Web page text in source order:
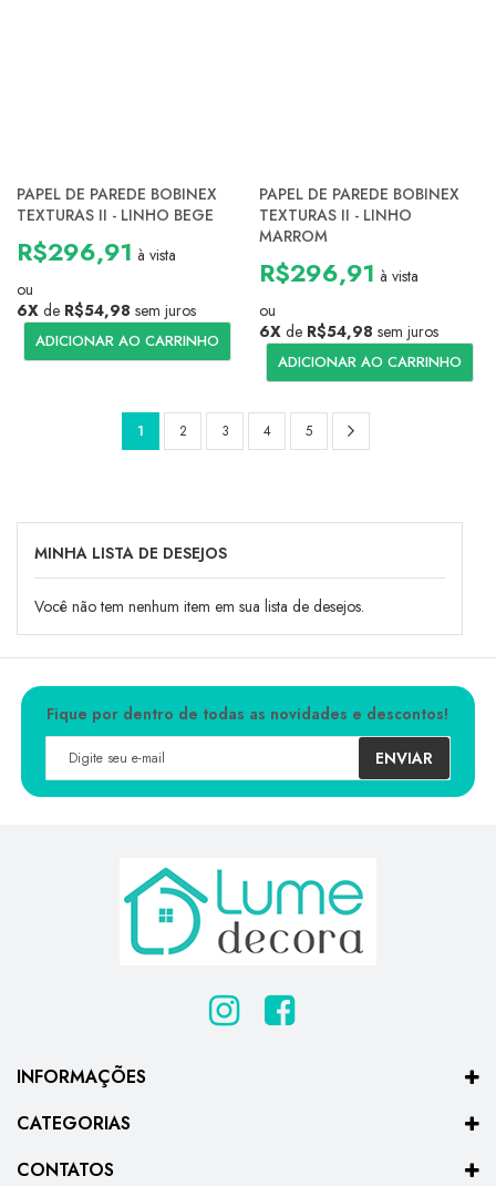
PAPEL DE PAREDE BOBINEX
TEXTURAS II - LINHO BEGE
R$296,91 à vista
ou
6X de R$54,98 sem juros
ADICIONAR AO CARRINHO
PAPEL DE PAREDE BOBINEX
TEXTURAS II - LINHO
MARROM
R$296,91 à vista
ou
6X de R$54,98 sem juros
ADICIONAR AO CARRINHO
Página
Você
1 Página
2 Página
3 Página
4 Página
5
MINHA LISTA DE DESEJOS
Você não tem nenhum item em sua lista de desejos.
Fique por dentro de todas as novidades e descontos!
ENVIAR
INFORMAÇÕES
CATEGORIAS
CONTATOS